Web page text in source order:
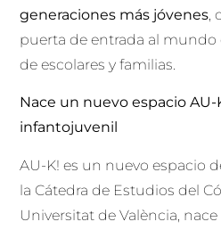
generaciones más jóvenes,
puerta de entrada al mundo
de escolares y familias.
Nace un nuevo espacio AU-
infantojuvenil
AU-K! es un nuevo espacio
la Cátedra de Estudios del
Universitat de València,